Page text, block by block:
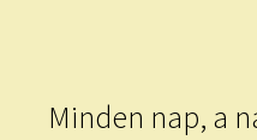
IRATKOZZ FEL A VIDEÓ
Minden nap, a